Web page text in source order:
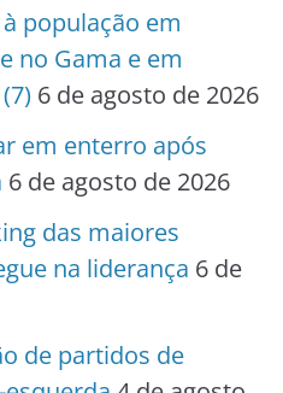
população em
no Gama e em
6 de agosto de 2026
em enterro após
6 de agosto de 2026
das maiores
na liderança 6 de
de partidos de